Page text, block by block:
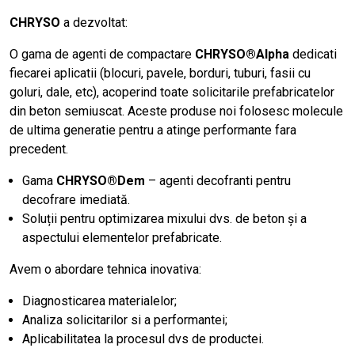
CHRYSO a dezvoltat:
O gama de agenti de compactare CHRYSO®Alpha dedicati
fiecarei aplicatii (blocuri, pavele, borduri, tuburi, fasii cu
goluri, dale, etc), acoperind toate solicitarile prefabricatelor
din beton semiuscat. Aceste produse noi folosesc molecule
de ultima generatie pentru a atinge performante fara
precedent.
Gama CHRYSO®Dem – agenti decofranti pentru
decofrare imediată.
Soluții pentru optimizarea mixului dvs. de beton și a
aspectului elementelor prefabricate.
Avem o abordare tehnica inovativa:
Diagnosticarea materialelor;
Analiza solicitarilor si a performantei;
Aplicabilitatea la procesul dvs de productei.